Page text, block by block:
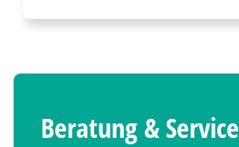
Beratung & Service